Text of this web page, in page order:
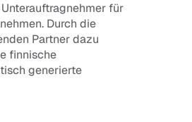
für
Durch die
Partner dazu
finnische
generierte